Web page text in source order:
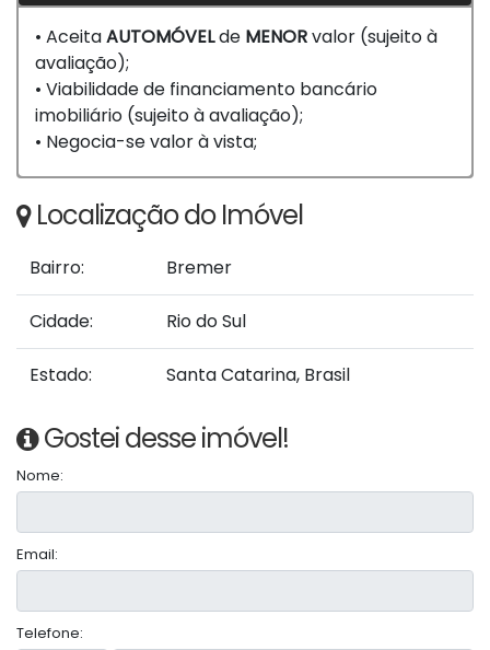
• AceitaAUTOMÓVELde MENORvalor (sujeito à
avaliação);
• Viabilidade de financiamento bancário
imobiliário (sujeito à avaliação);
• Negocia-se valor à vista;
Localização do Imóvel
Bairro: Bremer
Cidade: Rio do Sul
Estado: Santa Catarina, Brasil
Gostei desse imóvel!
Nome:
Email:
Telefone: